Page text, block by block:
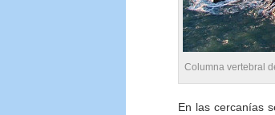
Columna vertebral
En las cercanías